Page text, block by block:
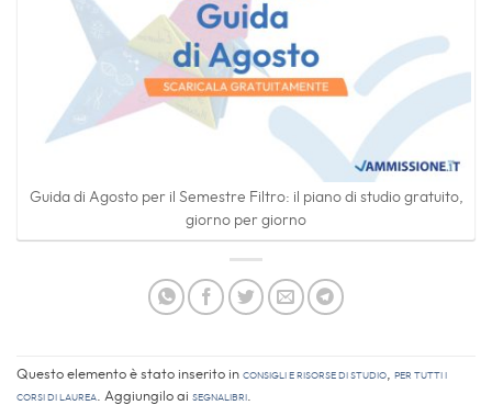
Guida di Agosto per il Semestre Filtro: il piano di studio gratuito,
giorno per giorno
Questo elemento è stato inserito in Consigli e Risorse di studio, Per tutti i
corsi di laurea. Aggiungilo ai segnalibri.